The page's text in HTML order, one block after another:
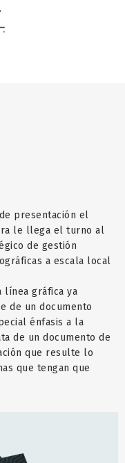
presentación el
le llega el turno al
de gestión
a escala local
línea gráfica ya
de un documento
énfasis a la
de un documento de
que resulte lo
que tengan que